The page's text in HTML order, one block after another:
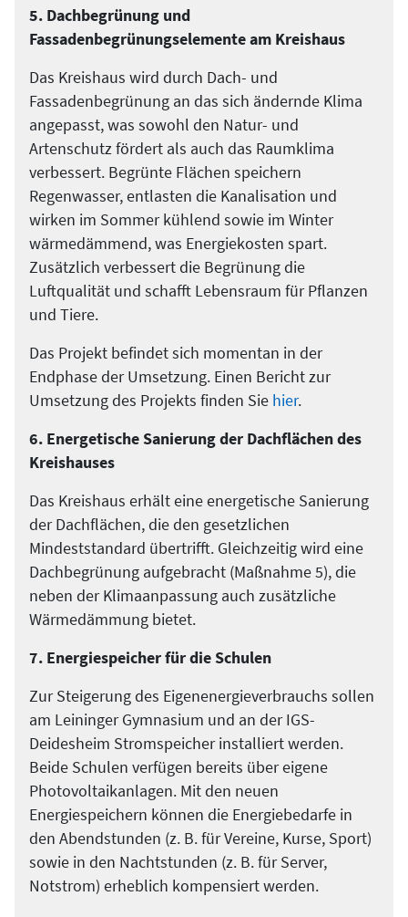
5. Dachbegrünung und
Fassadenbegrünungselemente am Kreishaus
Das Kreishaus wird durch Dach- und
Fassadenbegrünung an das sich ändernde Klima
angepasst, was sowohl den Natur- und
Artenschutz fördert als auch das Raumklima
verbessert. Begrünte Flächen speichern
Regenwasser, entlasten die Kanalisation und
wirken im Sommer kühlend sowie im Winter
wärmedämmend, was Energiekosten spart.
Zusätzlich verbessert die Begrünung die
Luftqualität und schafft Lebensraum für Pflanzen
und Tiere.
Das Projekt befindet sich momentan in der
Endphase der Umsetzung. Einen Bericht zur
Umsetzung des Projekts finden Sie hier.
6. Energetische Sanierung der Dachflächen des
Kreishauses
Das Kreishaus erhält eine energetische Sanierung
der Dachflächen, die den gesetzlichen
Mindeststandard übertrifft. Gleichzeitig wird eine
Dachbegrünung aufgebracht (Maßnahme 5), die
neben der Klimaanpassung auch zusätzliche
Wärmedämmung bietet.
7. Energiespeicher für die Schulen
Zur Steigerung des Eigenenergieverbrauchs sollen
am Leininger Gymnasium und an der IGS-
Deidesheim Stromspeicher installiert werden.
Beide Schulen verfügen bereits über eigene
Photovoltaikanlagen. Mit den neuen
Energiespeichern können die Energiebedarfe in
den Abendstunden (z. B. für Vereine, Kurse, Sport)
sowie in den Nachtstunden (z. B. für Server,
Notstrom) erheblich kompensiert werden.